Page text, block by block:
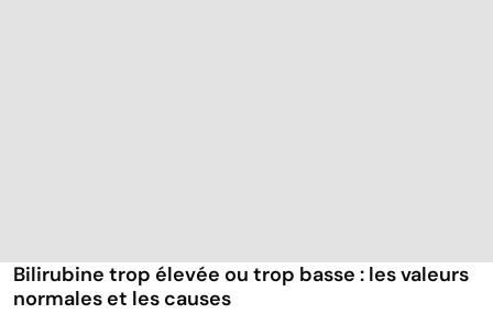
Bilirubine trop élevée ou trop basse : les valeurs
normales et les causes